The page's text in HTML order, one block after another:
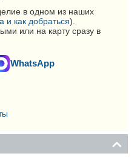
в одном из наших
и как добраться).
или на карту сразу в
WhatsApp